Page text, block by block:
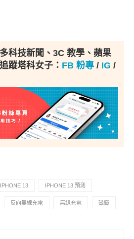
科技新聞、3C 教學、蘋果
蹤塔科女子： FB 粉專 / IG /
IPHONE 13 IPHONE 13 預測
反向無線充電 無線充電 磁鐵